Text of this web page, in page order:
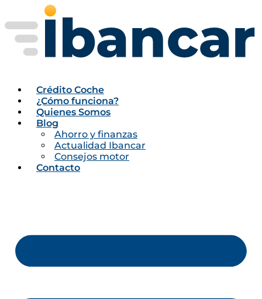
al
contenido
Crédito Coche
¿Cómo funciona?
Quienes Somos
Blog
Ahorro y finanzas
Actualidad Ibancar
Consejos motor
Contacto